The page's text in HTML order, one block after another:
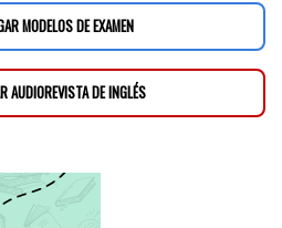
MODELOS DE EXAMEN
AUDIOREVISTA DE INGLÉS